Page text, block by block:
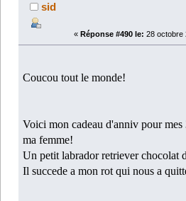
sid
« Réponse #490 le: 28 octobre
Coucou tout le monde!
Voici mon cadeau d'anniv pour mes
ma femme!
Un petit labrador retriever chocolat
Il succede a mon rot qui nous a